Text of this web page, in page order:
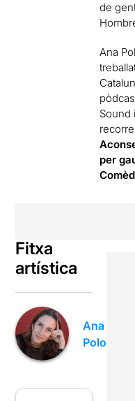
de
Ana
Sound
per
Fitxa
artística
Ana
Polo